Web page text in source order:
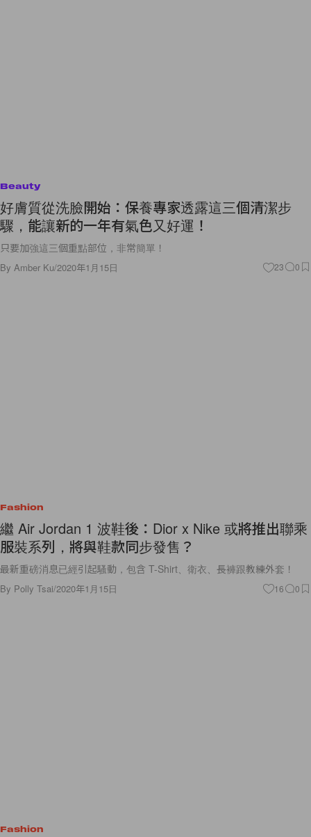
Beauty
好膚質從洗臉開始：保養專家透露這三個清潔步
驟，能讓新的一年有氣色又好運！
只要加強這三個重點部位，非常簡單！
By Amber Ku/2020年1月15日 23 0
Fashion
繼 Air Jordan 1 波鞋後：Dior x Nike 或將推出聯乘
服裝系列，將與鞋款同步發售？
最新重磅消息已經引起騷動，包含 T-Shirt、衛衣、長褲跟教練外套！
By Polly Tsai/2020年1月15日 16 0
Fashion